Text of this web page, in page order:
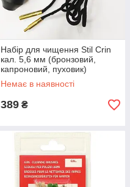
Набір для чищення Stil Crin
кал. 5,6 мм (бронзовий,
капроновий, пуховик)
Немає в наявності
389 ₴